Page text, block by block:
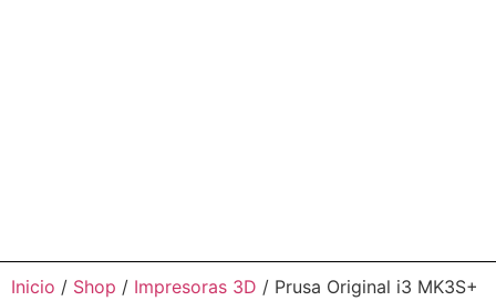
Inicio / Shop / Impresoras 3D / Prusa Original i3 MK3S+